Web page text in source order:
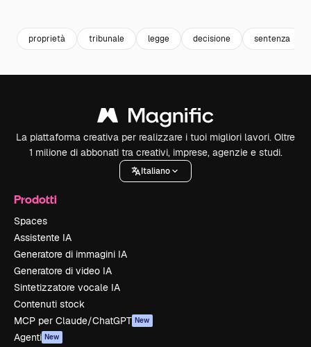
proprietà tribunale legge decisione sentenza
La piattaforma creativa per realizzare i tuoi migliori lavori. Oltre
1 milione di abbonati tra creativi, imprese, agenzie e studi.
Italiano
Prodotti
Spaces
Assistente IA
Generatore di immagini IA
Generatore di video IA
Sintetizzatore vocale IA
Contenuti stock
MCP per Claude/ChatGPT New
Agenti New